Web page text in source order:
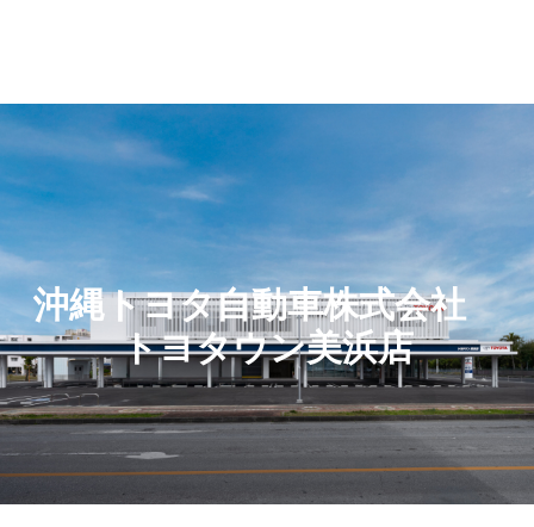
沖縄トヨタ自動車株式会社
トヨタウン美浜店